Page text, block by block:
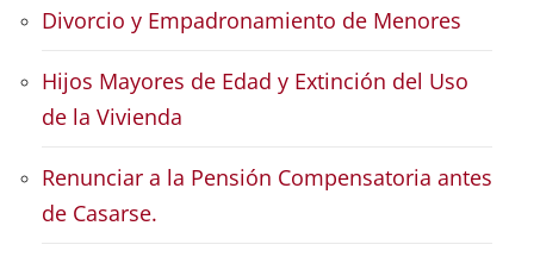
Divorcio y Empadronamiento de Menores
Hijos Mayores de Edad y Extinción del Uso
de la Vivienda
Renunciar a la Pensión Compensatoria antes
de Casarse.